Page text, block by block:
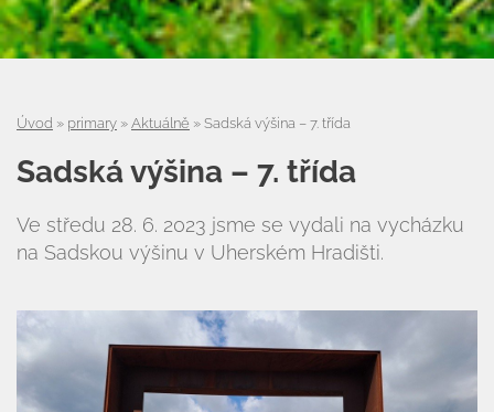
Úvod » primary » Aktuálně » Sadská výšina – 7. třída
Sadská výšina – 7. třída
Ve středu 28. 6. 2023 jsme se vydali na vycházku
na Sadskou výšinu v Uherském Hradišti.